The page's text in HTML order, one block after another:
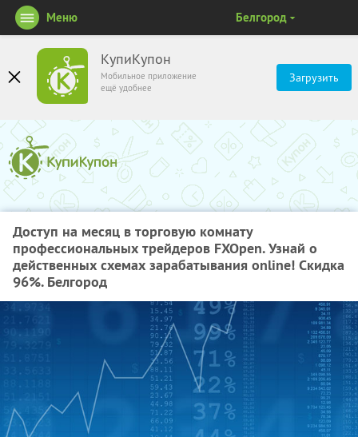
КупиКупон
Мобильное приложение
ещё удобнее
Загрузить
Меню Белгород
Доступ на месяц в торговую комнату
профессиональных трейдеров FXOpen. Узнай о
действенных схемах зарабатывания online! Скидка
96%. Белгород